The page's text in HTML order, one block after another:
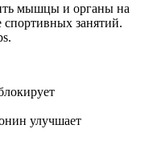
мышцы и органы на
спортивных занятий.
улучшает